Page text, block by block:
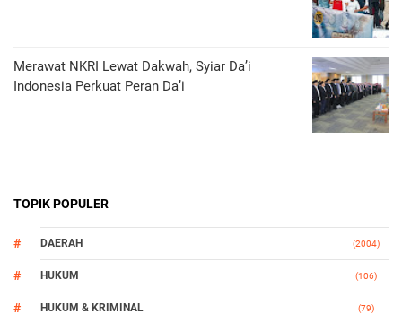
Merawat NKRI Lewat Dakwah, Syiar Da’i
Indonesia Perkuat Peran Da’i
TOPIK POPULER
DAERAH (2004)
HUKUM (106)
HUKUM & KRIMINAL (79)